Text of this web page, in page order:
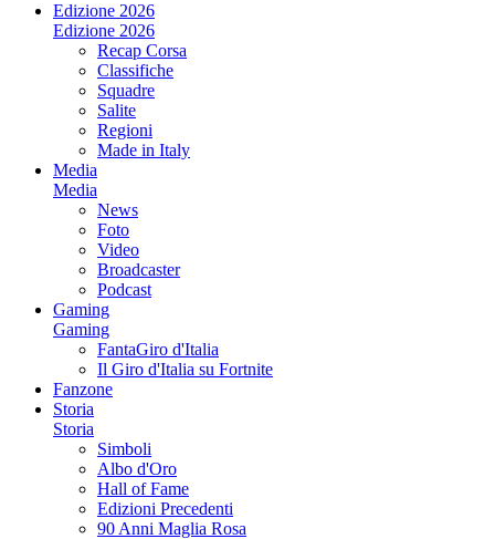
Edizione 2026
Edizione 2026
Recap Corsa
Classifiche
Squadre
Salite
Regioni
Made in Italy
Media
Media
News
Foto
Video
Broadcaster
Podcast
Gaming
Gaming
FantaGiro d'Italia
Il Giro d'Italia su Fortnite
Fanzone
Storia
Storia
Simboli
Albo d'Oro
Hall of Fame
Edizioni Precedenti
90 Anni Maglia Rosa